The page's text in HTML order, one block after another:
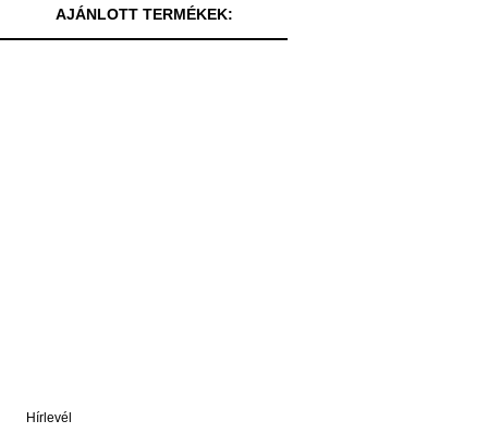
AJÁNLOTT TERMÉKEK:
Hírlevél